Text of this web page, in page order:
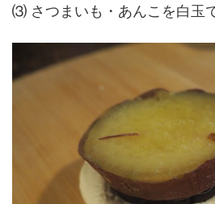
⑶ さつまいも・あんこを白玉